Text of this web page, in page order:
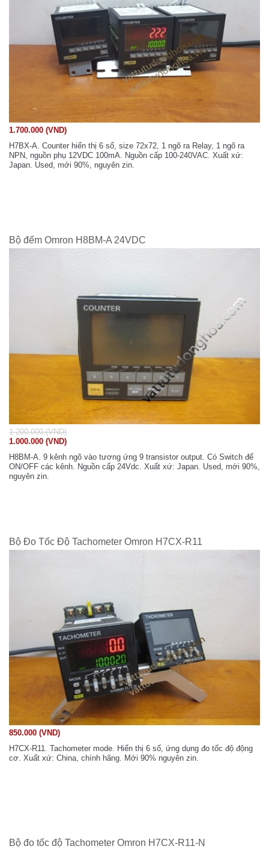
1.700.000 (VND)
H7BX-A. Counter hiển thị 6 số, size 72x72, 1 ngõ ra Relay, 1 ngõ ra
NPN, nguồn phụ 12VDC 100mA. Nguồn cấp 100-240VAC. Xuất xứ:
Japan. Used, mới 90%, nguyên zin.
Bộ đếm Omron H8BM-A 24VDC
1.200.000 (VND)
1.000.000 (VND)
H8BM-A. 9 kênh ngõ vào tương ứng 9 transistor output. Có Switch để
ON/OFF các kênh. Nguồn cấp 24Vdc. Xuất xứ: Japan. Used, mới 90%,
nguyên zin.
Bộ Đo Tốc Độ Tachometer Omron H7CX-R11
850.000 (VND)
H7CX-R11. Tachometer mode. Hiển thị 6 số, ứng dụng đo tốc độ động
cơ. Xuất xứ: China, chính hãng. Mới 90% nguyên zin.
Bộ đo tốc độ Tachometer Omron H7CX-R11-N